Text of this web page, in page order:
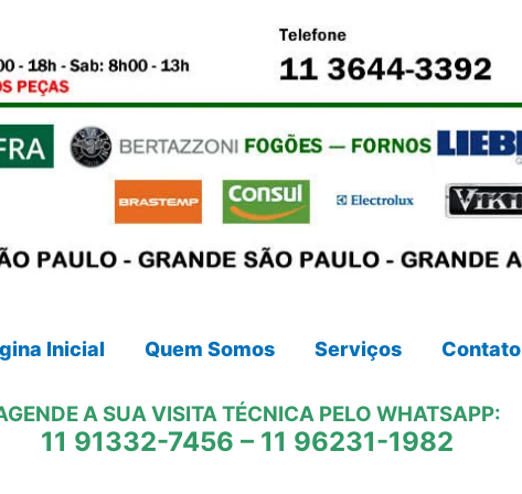
Inicial Quem Somos Serviços Contato
A SUA VISITA TÉCNICA PELO WHATSAPP:
11 91332-7456 – 11 96231-1982